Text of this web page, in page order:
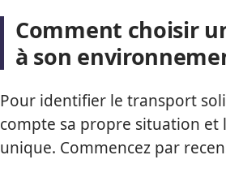
Comment choisir
à son
Pour identifier le transport
compte sa propre situation et
unique. Commencez par